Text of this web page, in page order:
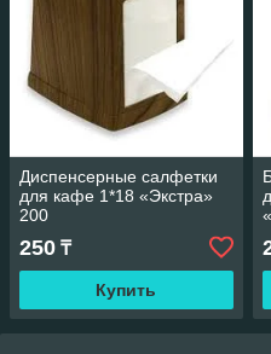
Диспенсерные салфетки
для кафе 1*18 «Экстра»
200
250 ₸
Купить